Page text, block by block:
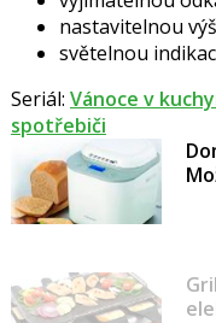
nastavitelnou
světelnou
Seriál: Vánoce v
spotřebiči